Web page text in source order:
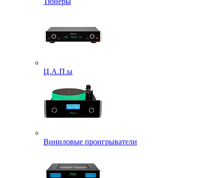
Ц.А.П.ы
Виниловые проигрыватели